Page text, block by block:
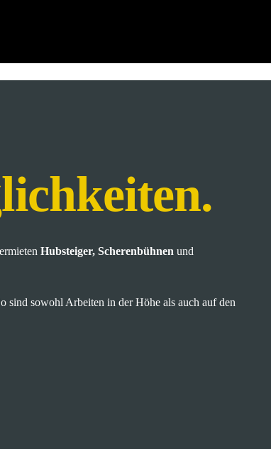
Hubsteiger, Scherenbühnen und
sind sowohl Arbeiten in der Höhe als auch auf den